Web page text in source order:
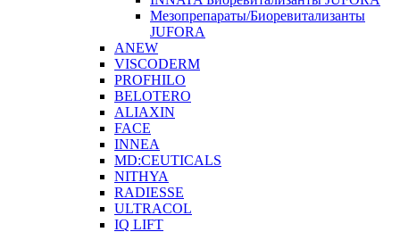
Мезопрепараты/Биоревитализанты
JUFORA
ANEW
VISCODERM
PROFHILO
BELOTERO
ALIAXIN
FACE
INNEA
MD:CEUTICALS
NITHYA
RADIESSE
ULTRACOL
IQ LIFT